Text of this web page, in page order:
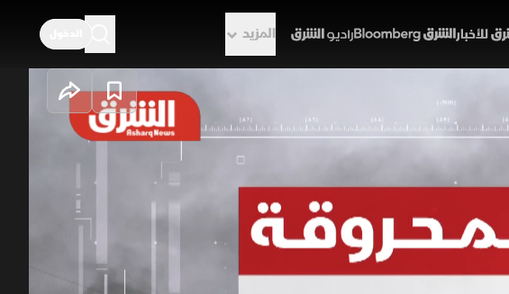
المزيد
تتحول المدن إلى
المحروقة تسليط الضوء على أحد أكثر الأساليب
والبنية التحتية وكل ما قد يفيد الخصم،
وتثير تساؤلات قانونية وأخلاقية واسعة.